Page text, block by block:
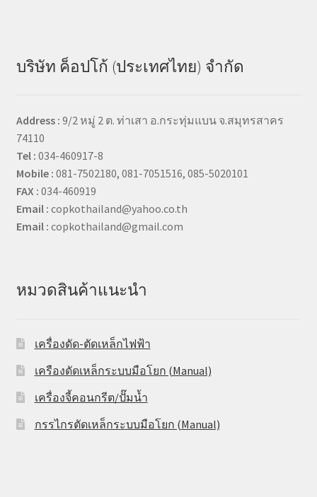
บริษัท ค็อปโก้ (ประเทศไทย) จำกัด
Address : 9/2 หมู่ 2 ต. ท่าเสา อ.กระทุ่มแบน จ.สมุทรสาคร
74110
Tel : 034-460917-8
Mobile : 081-7502180, 081-7051516, 085-5020101
FAX : 034-460919
Email : copkothailand@yahoo.co.th
Email : copkothailand@gmail.com
หมวดสินค้าแนะนำ
เครื่องดัด-ตัดเหล็กไฟฟ้า
เครืองดัดเหล็กระบบมือโยก (Manual)
เครื่องจี้คอนกรีต/ปั๊มน้ำ
กรรไกรตัดเหล็กระบบมือโยก (Manual)